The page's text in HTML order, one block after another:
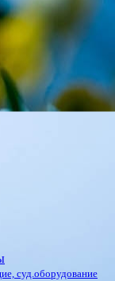
суд.оборудование